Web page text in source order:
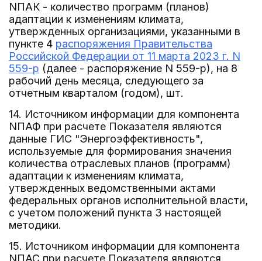
NПАК - количество программ (планов)
адаптации к изменениям климата,
утвержденных организациями, указанными в
пункте 4 распоряжения Правительства
Российской Федерации от 11 марта 2023 г. N
559-р (далее - распоряжение N 559-р), на 8
рабочий день месяца, следующего за
отчетным кварталом (годом), шт.
14. Источником информации для компонента
NПАФ при расчете Показателя являются
данные ГИС "Энергоэффективность",
используемые для формирования значения
количества отраслевых планов (программ)
адаптации к изменениям климата,
утвержденных ведомственными актами
федеральных органов исполнительной власти,
с учетом положений пункта 3 настоящей
методики.
15. Источником информации для компонента
NПАС при расчете Показателя являются